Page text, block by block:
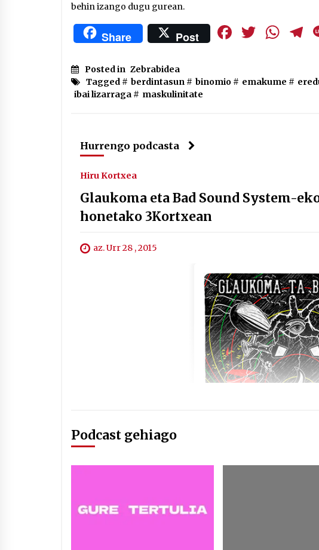
behin izango dugu gurean.
Share Post
Posted in Zebrabidea
Tagged # berdintasun # binomio # emakume #
ibai lizarraga # maskulinitate
Hurrengo podcasta
Hiru Kortxea
Glaukoma eta Bad Sound System-
honetako 3Kortxean
az. Urr 28 , 2015
Podcast gehiago